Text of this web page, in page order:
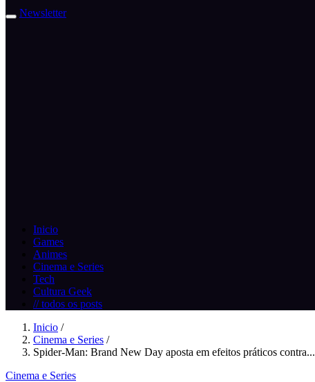
Newsletter
Inicio
Games
Animes
Cinema e Series
Tech
Cultura Geek
// todos os posts
Inicio /
Cinema e Series /
Spider-Man: Brand New Day aposta em efeitos práticos contra...
Cinema e Series